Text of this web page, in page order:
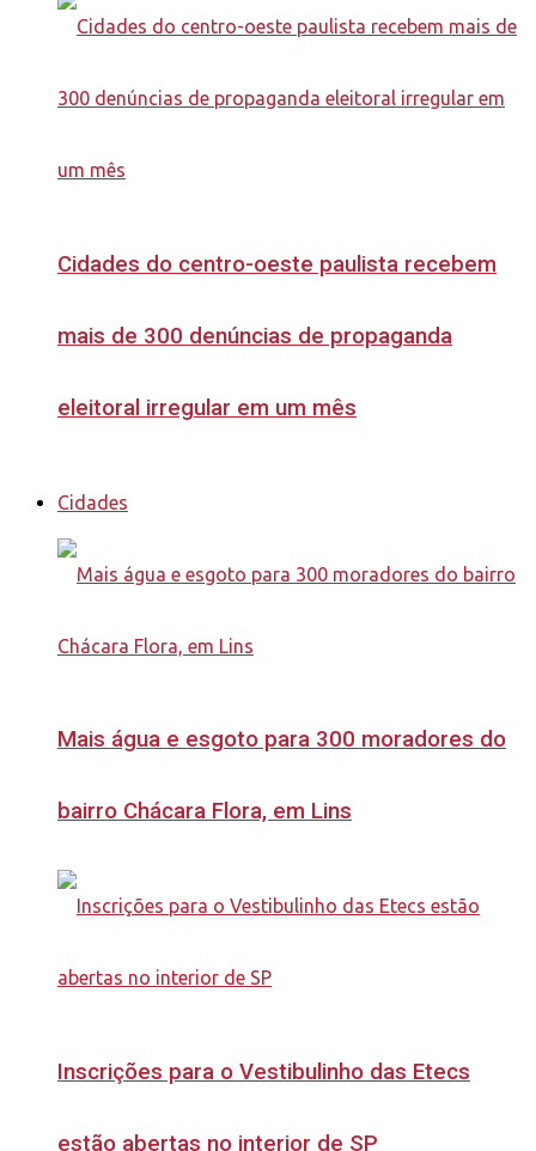
Cidades do centro-oeste paulista recebem
mais de 300 denúncias de propaganda
eleitoral irregular em um mês
Cidades
Mais água e esgoto para 300 moradores do
bairro Chácara Flora, em Lins
Inscrições para o Vestibulinho das Etecs
estão abertas no interior de SP